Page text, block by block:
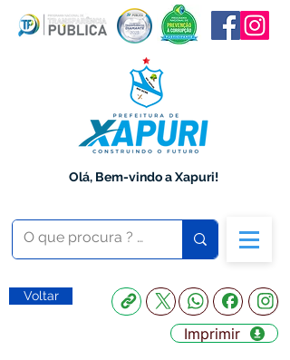
Olá, Bem-vindo a Xapuri!
Voltar
Imprimir